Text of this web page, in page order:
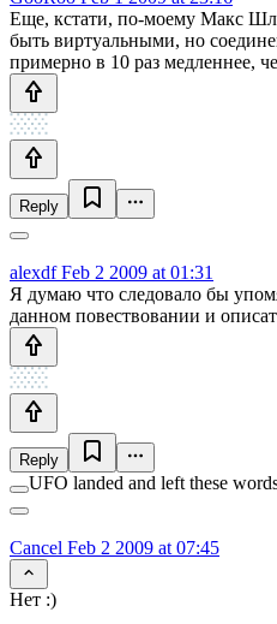
Еще, кстати, по-моему Макс
быть виртуальными, но
примерно в 10 раз медленнее,
Reply
alexdfFeb 2 2009 at 01:31
Я думаю что следовало бы
данном повествовании и
Reply
UFO landed and left these
Cancel Feb 2 2009 at 07:45
Нет :)